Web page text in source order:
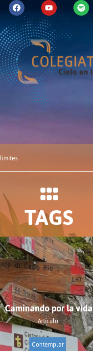
limites
TAGS
Caminando por la vida
Artículo
Contemplar